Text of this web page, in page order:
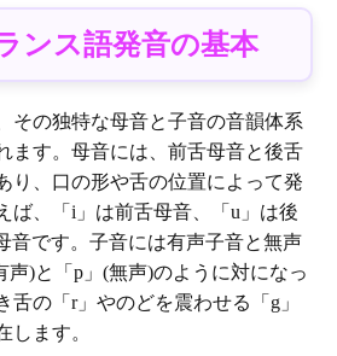
ンス語発音の基本
その独特な母音と子音の音韻体系
ます。母音には、前舌母音と後舌
り、口の形や舌の位置によって発
ば、「i」は前舌母音、「u」は後
音です。子音には有声子音と無声
声)と「p」(無声)のように対になっ
舌の「r」やのどを震わせる「g」
します。